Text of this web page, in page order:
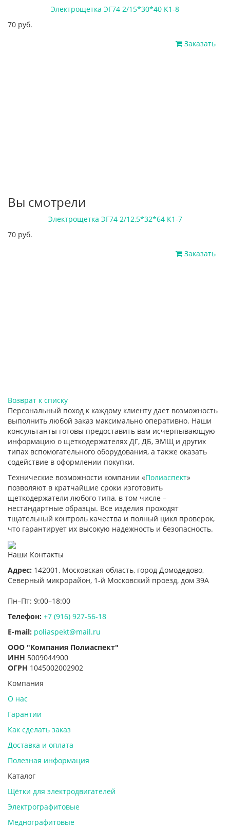
Электрощетка ЭГ74 2/15*30*40 К1-8
70 руб.
Заказать
Вы смотрели
Электрощетка ЭГ74 2/12,5*32*64 К1-7
70 руб.
Заказать
Возврат к списку
Персональный поход к каждому клиенту дает возможность
выполнить любой заказ максимально оперативно. Наши
консультанты готовы предоставить вам исчерпывающую
информацию о щеткодержателях ДГ, ДБ, ЭМЩ и других
типах вспомогательного оборудования, а также оказать
содействие в оформлении покупки.
Технические возможности компании «Полиаспект»
позволяют в кратчайшие сроки изготовить
щеткодержатели любого типа, в том числе –
нестандартные образцы. Все изделия проходят
тщательный контроль качества и полный цикл проверок,
что гарантирует их высокую надежность и безопасность.
Наши Контакты
Адрес: 142001, Московская область, город Домодедово,
Северный микрорайон, 1-й Московский проезд, дом 39А
Пн–Пт: 9:00–18:00
Телефон: +7 (916) 927-56-18
E-mail: poliaspekt@mail.ru
ООО "Компания Полиаспект"
ИНН 5009044900
ОГРН 1045002002902
Компания
О нас
Гарантии
Как сделать заказ
Доставка и оплата
Полезная информация
Каталог
Щётки для электродвигателей
Электрографитовые
Меднографитовые